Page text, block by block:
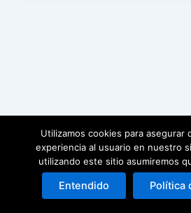
Todos los derechos © 2026 | Funciona
WordPress
Utilizamos cookies para asegurar
experiencia al usuario en nuestro
utilizando este sitio asumiremos
Entendido Política